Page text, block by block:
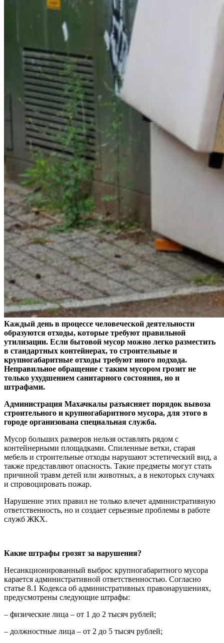
Каждый день в процессе человеческой деятельности
образуются отходы, которые требуют правильной
утилизации. Если бытовой мусор можно легко разместить
в стандартных контейнерах, то строительные и
крупногабаритные отходы требуют иного подхода.
Неправильное обращение с таким мусором грозит не
только ухудшением санитарного состояния, но и
штрафами.
Администрация Махачкалы разъясняет порядок вывоза
строительного и крупногабаритного мусора, для этого в
городе организована специальная служба.
Мусор больших размеров нельзя оставлять рядом с
контейнерными площадками. Спиленные ветки, старая
мебель и строительные отходы нарушают эстетический вид, а
также представляют опасность. Такие предметы могут стать
причиной травм детей или животных, а в некоторых случаях
и спровоцировать пожар.
Нарушение этих правил не только влечет административную
ответственность, но и создает серьезные проблемы в работе
служб ЖКХ.
Какие штрафы грозят за нарушения?
Несанкционированный выброс крупногабаритного мусора
карается административной ответственностью. Согласно
статье 8.1 Кодекса об административных правонарушениях,
предусмотрены следующие штрафы:
– физические лица – от 1 до 2 тысяч рублей;
– должностные лица – от 2 до 5 тысяч рублей;